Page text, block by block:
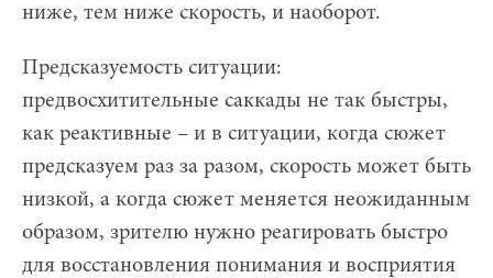
ниже, тем ниже скорость, и наоборот.
Предсказуемость ситуации:
предвосхитительные саккады не так быстры,
как реактивные – и в ситуации, когда сюжет
предсказуем раз за разом, скорость может быть
низкой, а когда сюжет меняется неожиданным
образом, зрителю нужно реагировать быстро
для восстановления понимания и восприятия